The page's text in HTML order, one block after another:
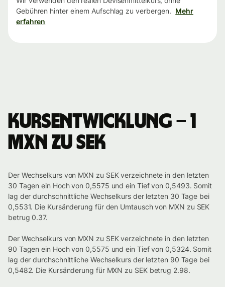
Gebühren hinter einem Aufschlag zu verbergen. Mehr
erfahren
Kursentwicklung – 1
MXN zu SEK
Der Wechselkurs von MXN zu SEK verzeichnete in den letzten
30 Tagen ein Hoch von 0,5575 und ein Tief von 0,5493. Somit
lag der durchschnittliche Wechselkurs der letzten 30 Tage bei
0,5531. Die Kursänderung für den Umtausch von MXN zu SEK
betrug 0.37.
Der Wechselkurs von MXN zu SEK verzeichnete in den letzten
90 Tagen ein Hoch von 0,5575 und ein Tief von 0,5324. Somit
lag der durchschnittliche Wechselkurs der letzten 90 Tage bei
0,5482. Die Kursänderung für MXN zu SEK betrug 2.98.